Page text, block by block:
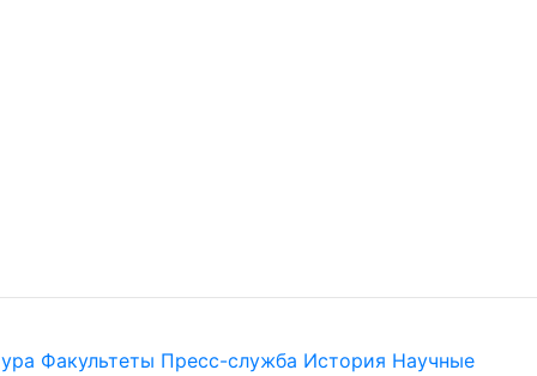
Факультеты Пресс-служба История Научные